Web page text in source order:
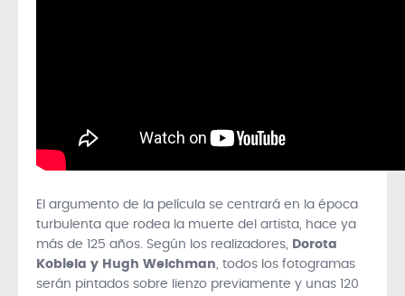
El argumento de la película se centrará en la época
turbulenta que rodea la muerte del artista, hace ya
más de 125 años. Según los realizadores,
Dorota
Kobiela y Hugh Welchman , todos los fotogramas
serán pintados sobre lienzo previamente y unas 120